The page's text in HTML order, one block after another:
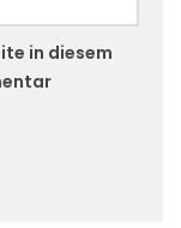
in diesem